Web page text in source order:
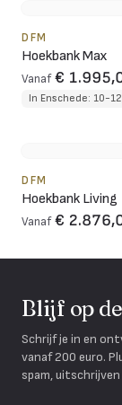
DFM
Hoekbank Max
Vanaf €
In Enschede: 10-
DFM
Hoekbank Living
Vanaf €
Blijf op
Schrijf je in en
vanaf 200 euro.
spam,